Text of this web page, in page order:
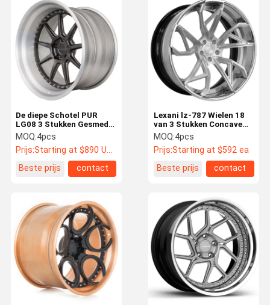
De diepe Schotel PUR
LG08 3 Stukken Gesmede
Aangepaste Wielen
eindigt
MOQ:4pcs
Prijs:Starting at $890 US Dollars ea
Beste prijs
contact
Lexani lz-787 Wielen 18
van 3 Stukken Concave
Monoblock“ 19“ 20“
MOQ:4pcs
Prijs:Starting at $592 ea
Beste prijs
contact